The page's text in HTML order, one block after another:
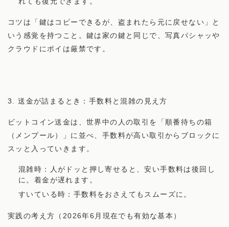
コツは「鍵はコピーできるが、盗まれたら元に戻せない」と
いう感覚を持つこと。鍵は家の鍵と同じで、写真パシャッや
クラウドにポイは厳禁です。
3. 送金が詰まるとき：手数料と混雑の見え方
ビットコイン送金は、世界中の人の取引を「順番待ちの箱
（メンプール）」に並べ、手数料が高い取引からブロックに
スッと入っていきます。
混雑時：人がドッと押し寄せると、安い手数料は後回し
に。着金が遅れます。
すいている時：手数料をおさえてもスムーズに。
実践の考え方（2026年6月現在でも有効な基本）